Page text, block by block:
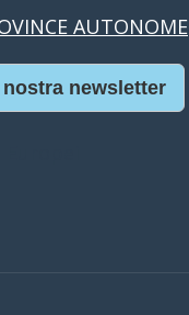
AUTONOME
newsletter